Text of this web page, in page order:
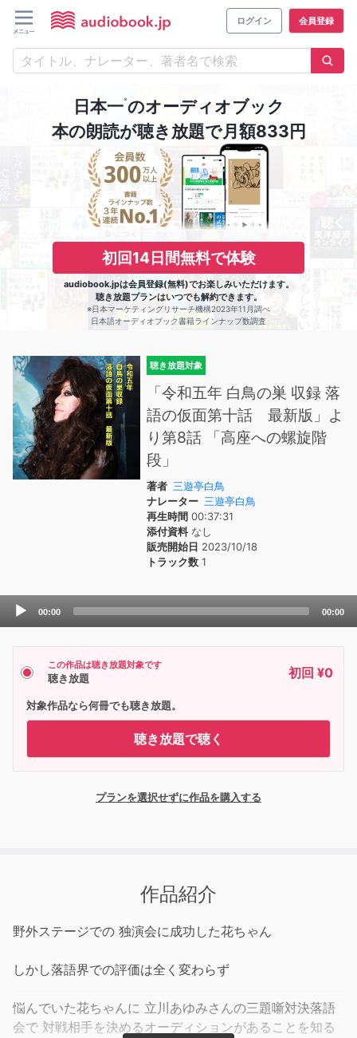
ログイン 会員登録
日本一※のオーディオブック
本の朗読が聴き放題で月額833円
初回14日間無料で体験
audiobook.jpは会員登録(無料)でお楽しみいただけます。
聴き放題プランはいつでも解約できます。
※日本マーケティングリサーチ機構2023年11月調べ
日本語オーディオブック書籍ラインナップ数調査
聴き放題対象
「令和五年 白鳥の巣 収録 落
語の仮面第十話 最新版」よ
り第8話 「高座への螺旋階
段」
著者 三遊亭白鳥
ナレーター 三遊亭白鳥
再生時間 00:37:31
添付資料なし
販売開始日 2023/10/18
トラック数 1
Audio
00:00 00:00
この作品は聴き放題対象です
聴き放題 初回 ¥0
対象作品なら何冊でも聴き放題。
聴き放題で聴く
プランを選択せずに作品を購入する
作品紹介
野外ステージでの 独演会に成功した花ちゃん
しかし落語界での評価は全く変わらず
悩んでいた花ちゃんに 立川あゆみさんの三題噺対決落語
会で 対戦相手を決めるオーディションがあることを知る